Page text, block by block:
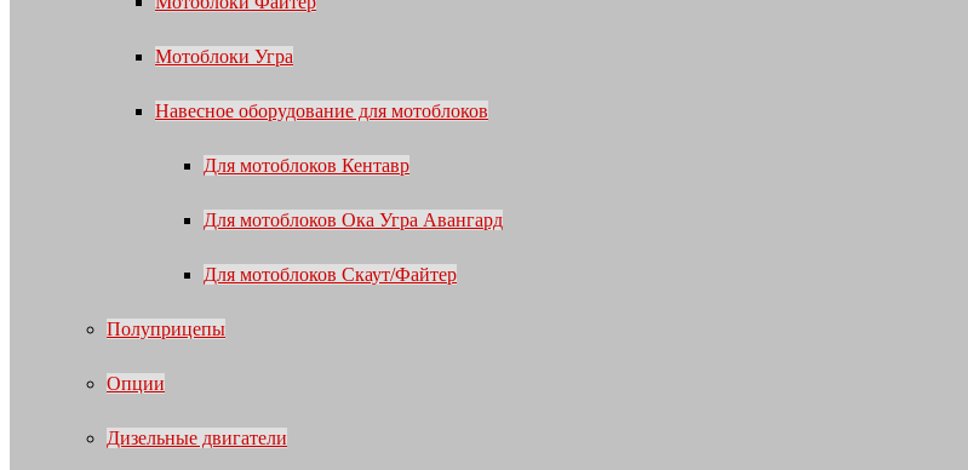
Мотоблоки Угра
Навесное оборудование для мотоблоков
Для мотоблоков Кентавр
Для мотоблоков Ока Угра Авангард
Для мотоблоков Скаут/Файтер
Полуприцепы
Опции
Дизельные двигатели